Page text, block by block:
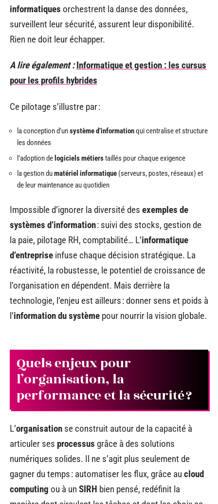
informatiques orchestrent la danse des données,
surveillent leur sécurité, assurent leur disponibilité.
Rien ne doit leur échapper.
A lire également : Informatique et gestion : les cursus
pour les profils hybrides
Ce pilotage s’illustre par :
la conception d’unsystème d’informationqui centralise et structure
les données
l’adoption de logiciels métierstaillés pour chaque exigence
la gestion dumatériel informatique (serveurs, postes, réseaux) et
de leur maintenance au quotidien
Impossible d’ignorer la diversité des exemples de
systèmes d’information: suivi des stocks, gestion de
la paie, pilotage RH, comptabilité… L’informatique
d’entreprise infuse chaque décision stratégique. La
réactivité, la robustesse, le potentiel de croissance de
l’organisation en dépendent. Mais derrière la
technologie, l’enjeu est ailleurs : donner sens et poids à
l’information du système pour nourrir la vision globale.
Quels enjeux pour
l’organisation, la
performance et la sécurité ?
L’organisation se construit autour de la capacité à
articuler ses processus grâce à des solutions
numériques solides. Il ne s’agit plus seulement de
gagner du temps : automatiser les flux, grâce au cloud
computing ou à un SIRH bien pensé, redéfinit la